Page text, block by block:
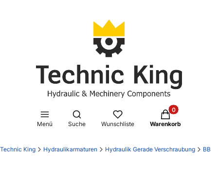
Menü
Suchmaschine öffnen
Suche Wunschliste
Produkte im
Warenkorb
Technic King Hydraulikarmaturen Hydraulik Gerade Verschraubung BB